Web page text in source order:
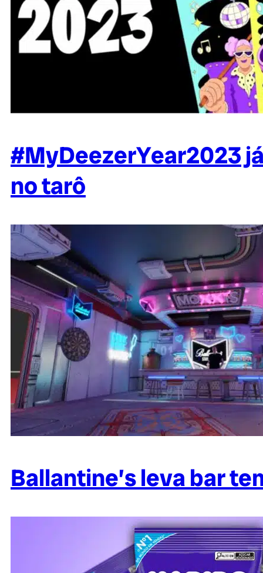
#MyDeezerYear2023
no tarô
Ballantine’s leva bar